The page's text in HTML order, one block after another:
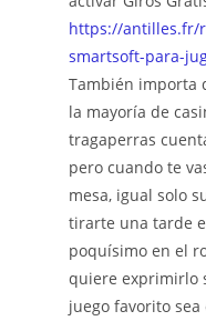
https://antilles.fr/
smartsoft-para-
También importa
la mayoría de
tragaperras
pero cuando te
mesa, igual solo
tirarte una tarde
poquísimo en el
quiere exprimirlo
juego favorito